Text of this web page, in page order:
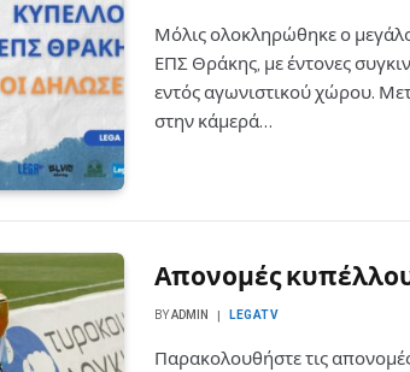
Μόλις ολοκληρώθηκε ο
ΕΠΣ Θράκης, με έντονες
εντός αγωνιστικού χώρου.
στην κάμερά…
Απονομές
BYADMIN LEGATV
Παρακολουθήστε τις